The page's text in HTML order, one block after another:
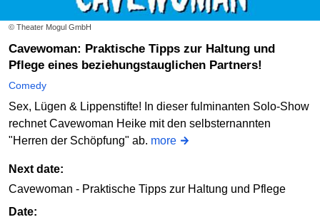
© Theater Mogul GmbH
Cavewoman: Praktische Tipps zur Haltung und
Pflege eines beziehungstauglichen Partners!
Comedy
Sex, Lügen & Lippenstifte! In dieser fulminanten Solo-Show
rechnet Cavewoman Heike mit den selbsternannten
"Herren der Schöpfung" ab. more
Next date:
Cavewoman - Praktische Tipps zur Haltung und Pflege
Date: